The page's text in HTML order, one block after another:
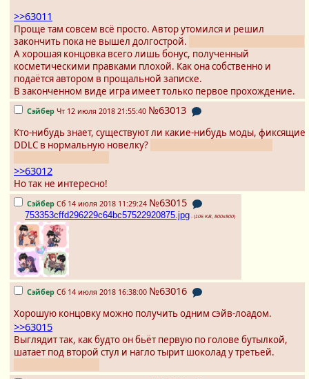
>>63011
Проще там совсем всё просто. Автор утомился и решил
закончить пока не вышел долгострой.
А хорошая концовка всего лишь бонус, полученный
косметическими правками плохой. Как она собственно и
подаётся автором в прощальной записке.
В законченном виде игра имеет только первое прохождение.
Сэйбер Чт 12 июля 2018 21:55:40 №63013
Кто-нибудь знает, существуют ли какие-нибудь моды, фиксящие
DDLC в нормальную новелку?
>>63012
Но так не интересно!
Сэйбер Сб 14 июля 2018 11:29:24 №63015
753353cffd296229c64bc57522920875.jpg - (106 KB, 800x800)
Сэйбер Сб 14 июля 2018 16:38:00 №63016
Хорошую концовку можно получить одним сэйв-лоадом.
>>63015
Выглядит так, как будто он бьёт первую по голове бутылкой,
шатает под второй стул и нагло тырит шоколад у третьей.